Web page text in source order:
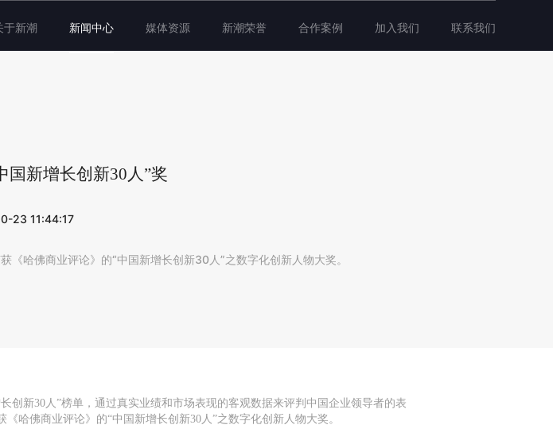
于新潮 新闻中心 媒体资源 新潮荣誉 合作案例 加入我们 联系我们
国新增长创新30人”奖
23 11:44:17
哈佛商业评论》的“中国新增长创新30人”之数字化创新人物大奖。
创新30人”榜单，通过真实业绩和市场表现的客观数据来评判中国企业领导者的表
哈佛商业评论》的“中国新增长创新30人”之数字化创新人物大奖。